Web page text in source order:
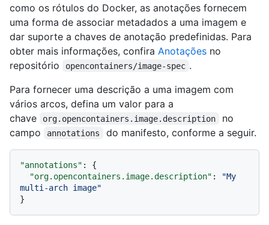
como os rótulos do Docker, as anotações fornecem
uma forma de associar metadados a uma imagem e
dar suporte a chaves de anotação predefinidas. Para
obter mais informações, confira Anotações no
repositório
opencontainers/image-spec .
Para fornecer uma descrição a uma imagem com
vários arcos, defina um valor para a
chave
org.opencontainers.image.description
no
campo
annotations do manifesto, conforme a seguir.
"annotations" :
{
"org.opencontainers.image.description" :
"My
multi-arch image"
}